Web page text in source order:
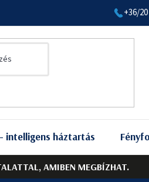
AMIBEN MEGBÍZHAT.
+36/
intelligens háztartás